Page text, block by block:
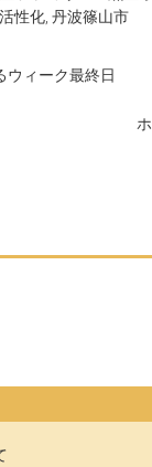
性化, 丹波篠山市
ウィーク最終日